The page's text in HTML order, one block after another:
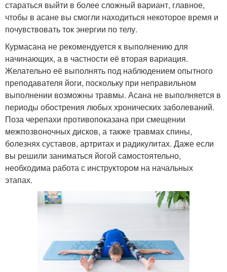
стараться выйти в более сложный вариант, главное,
чтобы в асане вы смогли находиться некоторое время и
почувствовать ток энергии по телу.
Курмасана не рекомендуется к выполнению для
начинающих, а в частности её вторая вариация.
Желательно её выполнять под наблюдением опытного
преподавателя йоги, поскольку при неправильном
выполнении возможны травмы. Асана не выполняется в
периоды обострения любых хронических заболеваний.
Поза черепахи противопоказана при смещении
межпозвоночных дисков, а также травмах спины,
болезнях суставов, артритах и радикулитах. Даже если
вы решили заниматься йогой самостоятельно,
необходима работа с инструктором на начальных
этапах.